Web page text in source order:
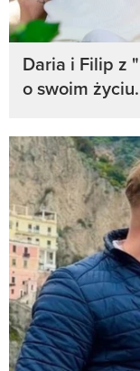
Daria i Filip z
o swoim